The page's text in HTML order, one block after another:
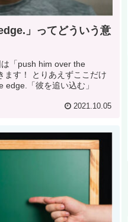
」ってどういう意
「push him over the
ます！ とりあえずここだけ
「彼を追い込む」
2021.10.05